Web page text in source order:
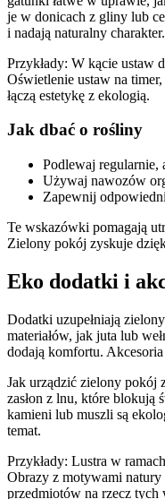
je w donicach z gliny lub
i nadają naturalny charakter.
Przykłady: W kącie ustaw
Oświetlenie ustaw na
łączą estetykę z ekologią.
Jak dbać o rośliny
Podlewaj regularnie,
Używaj nawozów
Zapewnij
Te wskazówki pomagają
Zielony pokój zyskuje
Eko dodatki i
Dodatki uzupełniają
materiałów, jak juta lub
dodają komfortu.
Jak urządzić zielony pokój
zasłon z lnu, które blokują
kamieni lub muszli są
temat.
Przykłady: Lustra w
Obrazy z motywami
przedmiotów na rzecz